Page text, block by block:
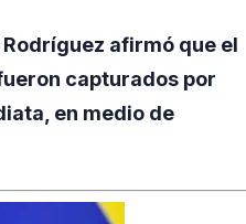
Rodríguez afirmó que el
capturados por
en medio de